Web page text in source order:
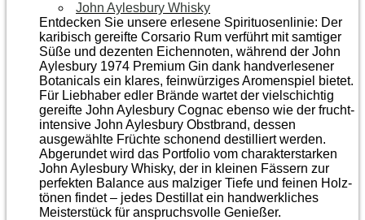
John Aylesbury Whisky
Entdecken Sie unsere erlesene Spirituosenlinie: Der
karibisch gereifte Corsario Rum verführt mit samtiger
Süße und dezenten Eichen­noten, während der John
Aylesbury 1974 Premium Gin dank handverlesener
Botanicals ein klares, feinwürziges Aromenspiel bietet.
Für Liebhaber edler Brände wartet der vielschichtig
gereifte John Aylesbury Cognac ebenso wie der frucht­
intensive John Aylesbury Obstbrand, dessen
ausgewählte Früchte schonend destilliert werden.
Abgerundet wird das Portfolio vom charakterstarken
John Aylesbury Whisky, der in kleinen Fässern zur
perfekten Balance aus malziger Tiefe und feinen Holz­
tönen findet – jedes Destillat ein handwerkliches
Meister­stück für anspruchsvolle Genießer.